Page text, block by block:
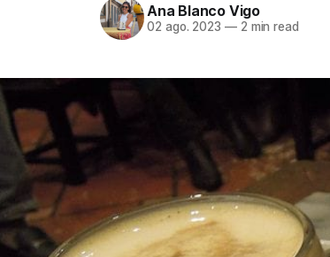
Ana Blanco Vigo
02 ago. 2023 —2 min read